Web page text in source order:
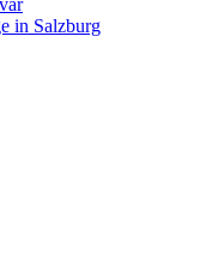
in Salzburg